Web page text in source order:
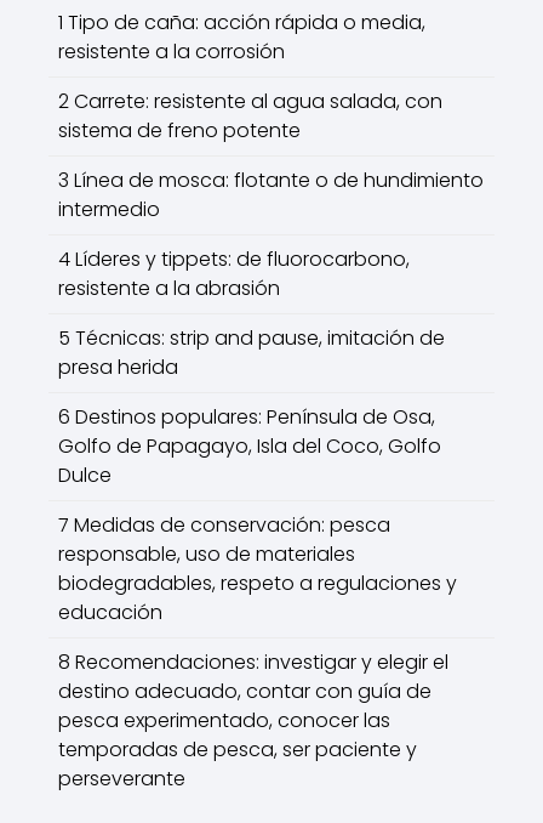
1 Tipo de caña: acción rápida o media,
resistente a la corrosión
2 Carrete: resistente al agua salada, con
sistema de freno potente
3 Línea de mosca: flotante o de hundimiento
intermedio
4 Líderes y tippets: de fluorocarbono,
resistente a la abrasión
5 Técnicas: strip and pause, imitación de
presa herida
6 Destinos populares: Península de Osa,
Golfo de Papagayo, Isla del Coco, Golfo
Dulce
7 Medidas de conservación: pesca
responsable, uso de materiales
biodegradables, respeto a regulaciones y
educación
8 Recomendaciones: investigar y elegir el
destino adecuado, contar con guía de
pesca experimentado, conocer las
temporadas de pesca, ser paciente y
perseverante